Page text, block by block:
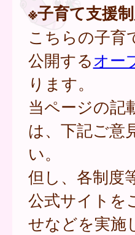
※子育て支援
こちらの子育
公開するオー
ります。
当ページの記
は、下記ご意
い。
但し、各制度
公式サイトを
せなどを実施